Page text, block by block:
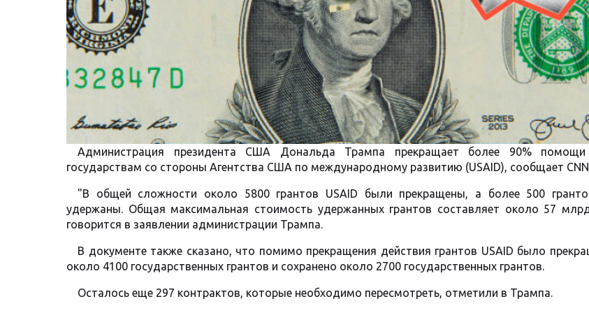
Администрация президента США Дональда Трампа прекращает более 90% помощи
государствам со стороны Агентства США по международному развитию (USAID), сообщает
"В общей сложности около 5800 грантов USAID были прекращены, а более 500
удержаны. Общая максимальная стоимость удержанных грантов составляет около 57
говорится в заявлении администрации Трампа.
В документе также сказано, что помимо прекращения действия грантов USAID было
около 4100 государственных грантов и сохранено около 2700 государственных грантов.
Осталось еще 297 контрактов, которые необходимо пересмотреть, отметили в Трампа.